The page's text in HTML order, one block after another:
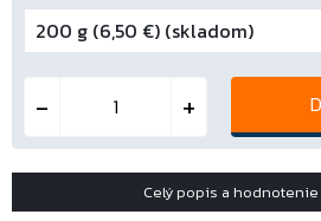
Celý popis a